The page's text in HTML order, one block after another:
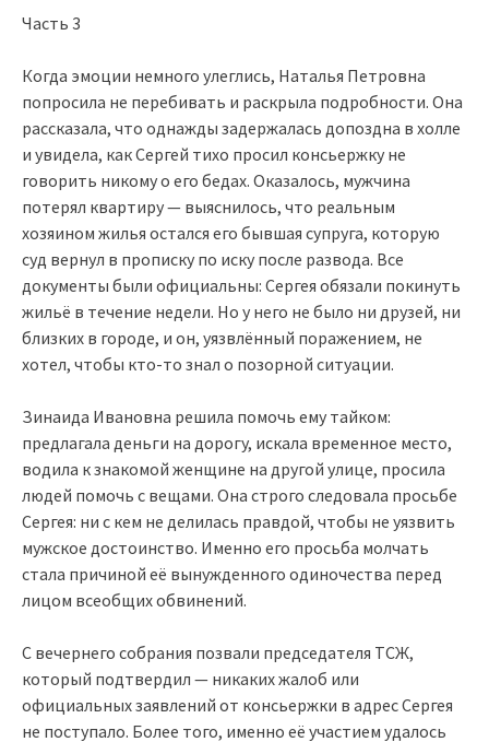
Часть 3
Когда эмоции немного улеглись, Наталья Петровна
попросила не перебивать и раскрыла подробности. Она
рассказала, что однажды задержалась допоздна в холле
и увидела, как Сергей тихо просил консьержку не
говорить никому о его бедах. Оказалось, мужчина
потерял квартиру — выяснилось, что реальным
хозяином жилья остался его бывшая супруга, которую
суд вернул в прописку по иску после развода. Все
документы были официальны: Сергея обязали покинуть
жильё в течение недели. Но у него не было ни друзей, ни
близких в городе, и он, уязвлённый поражением, не
хотел, чтобы кто-то знал о позорной ситуации.
Зинаида Ивановна решила помочь ему тайком:
предлагала деньги на дорогу, искала временное место,
водила к знакомой женщине на другой улице, просила
людей помочь с вещами. Она строго следовала просьбе
Сергея: ни с кем не делилась правдой, чтобы не уязвить
мужское достоинство. Именно его просьба молчать
стала причиной её вынужденного одиночества перед
лицом всеобщих обвинений.
С вечернего собрания позвали председателя ТСЖ,
который подтвердил — никаких жалоб или
официальных заявлений от консьержки в адрес Сергея
не поступало. Более того, именно её участием удалось